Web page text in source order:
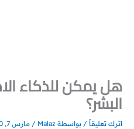
هل يمكن للذكاء
البشر؟
اترك تعليقاً / بواسطة Malaz
/ مارس 7, 2020